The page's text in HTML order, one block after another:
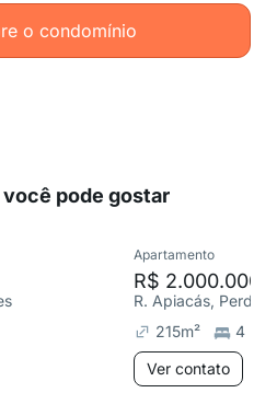
o condomínio
pode gostar
Apartamento
R$ 2.000.000
R. Apiacás,
215m²
4
Ver contato